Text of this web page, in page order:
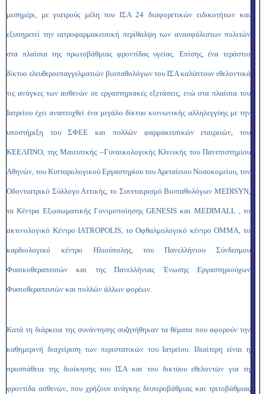
μεσημέρι, με γιατρούς μέλη του ΙΣΑ 24 διαφορετικών ειδικοτήτων και
εξυπηρετεί την ιατροφαρμακευτική περίθαλψη των ανασφάλιστων πολιτών
στα πλαίσια της πρωτοβάθμιας φροντίδας υγείας. Επίσης, ένα τεράστιο
δίκτυο ελευθεροεπαγγελματιών βιοπαθολόγων του ΙΣΑ καλύπτουν εθελοντικά
τις ανάγκες των ασθενών σε εργαστηριακές εξετάσεις, ενώ στα πλαίσια του
Ιατρείου έχει αναπτυχθεί ένα μεγάλο δίκτυο κοινωνικής αλληλεγγύης με την
υποστήριξη του ΣΦΕΕ και πολλών φαρμακευτικών εταιρειών, του
ΚΕΕΛΠΝΟ, της Μαιευτικής –Γυναικολογικής Κλινικής του Πανεπιστημίου
Αθηνών, του Κυτταρολογικού Εργαστηρίου του Αρεταίειου Νοσοκομείου, τον
Οδοντιατρικό Σύλλογο Αττικής, το Συνεταιρισμό Βιοπαθολόγων MEDISYN,
τα Κέντρα Εξωσωματικής Γονιμοποίησης GENESIS και MEDIMALL , το
ακτινολογικό ΚέντροIATROPOLIS, το Οφθαλμολογικό κέντροOMMA, το
καρδιολογικό κέντρο Ηλιούπολης, του Πανελλήνιου Σύνδεσμου
Φυσικοθεραπευτών και της Πανελλήνιας Ένωσης Εργαστηριούχων
Φυσιοθεραπευτών και πολλών άλλων φορέων.
Κατά τη διάρκεια της συνάντησης συζητήθηκαν τα θέματα που αφορούν την
καθημερινή διαχείριση των περιστατικών του Ιατρείου. Ιδιαίτερη είναι η
προσπάθεια της διοίκησης του ΙΣΑ και του δικτύου εθελοντών για τη
φροντίδα ασθενών, που χρήζουν ανάγκης δευτεροβάθμιας και τριτοβάθμιας